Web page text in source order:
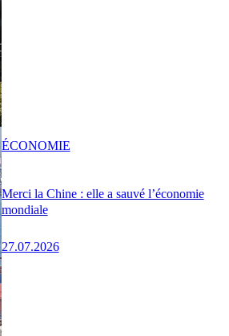
Merci la Chine : elle a sauvé l’économie
mondiale
27.07.2026
ÉCONOMIE